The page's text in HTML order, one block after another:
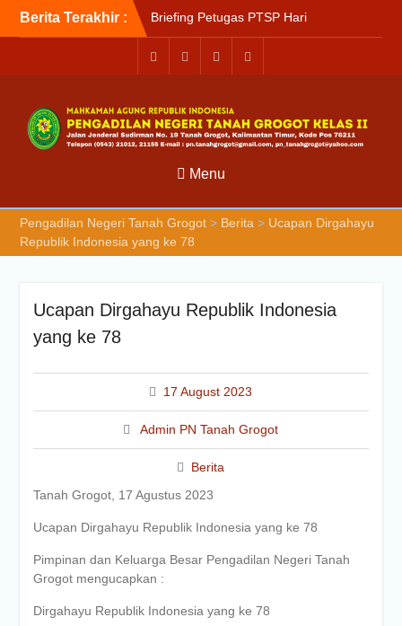
Berita Terakhir :
Briefing Petugas PTSP Hari
Kamis Tanggal 6 Agustus
2026
Sosialisasi Kepesertaan
Kesehatan Nasional (JKN)
bagi Pengadilan Negeri
Tanah Grogot oleh BPJS
Kesehatan Cabang
Briefin Petugas PTSP Hari
Senin, 3 Agustus 2026
Menu
Pengadilan Negeri Tanah Grogot> Berita> Ucapan Dirgahayu
Republik Indonesia yang ke 78
Ucapan Dirgahayu Republik Indonesia
yang ke 78
17 August 2023
Admin PN Tanah Grogot
Berita
Tanah Grogot, 17 Agustus 2023
Ucapan Dirgahayu Republik Indonesia yang ke 78
Pimpinan dan Keluarga Besar Pengadilan Negeri Tanah
Grogot mengucapkan :
Dirgahayu Republik Indonesia yang ke 78